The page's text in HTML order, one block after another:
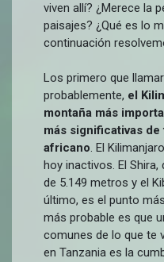
viven allí? ¿Merece la
paisajes? ¿Qué es lo
continuación
Los primero que
probablemente, el
montaña más
más significativas
africano. El
hoy inactivos. El
de 5.149 metros y el
último, es el punto
más probable es que
comunes de lo que te
en Tanzania es la